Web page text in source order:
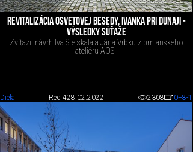
REVITALIZÁCIA OSVETOVEJ BESEDY, IVANKA PRI DUNAJI -
VÝSLEDKY SÚŤAŽE
Zvíťazil návrh Iva Stejskala a Jána Vrbku z brnianskeho
ateliéru AOSI.
Diela Red 428.02.2022 2308 0+8-1